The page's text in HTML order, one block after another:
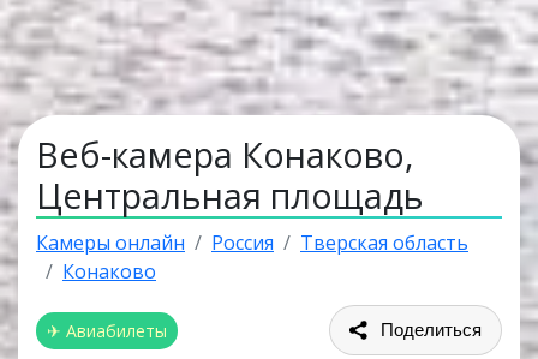
Веб-камера Конаково,
Центральная площадь
Камеры онлайн Россия
Тверская область
Конаково
✈ Авиабилеты Поделиться